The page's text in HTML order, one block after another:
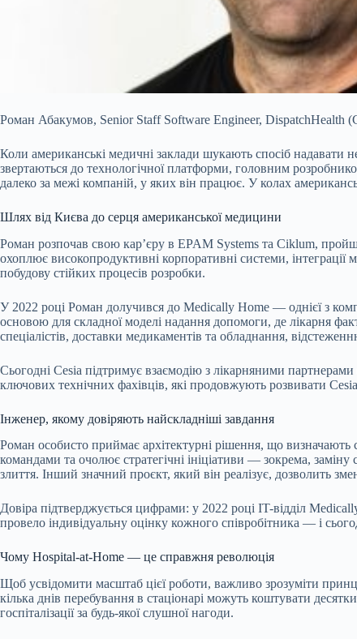
Роман Абакумов, Senior Staff Software Engineer,
Коли американські медичні заклади шукають спосіб надавати
звертаються до технологічної платформи, головним
далеко за межі компаній, у яких він працює. У колах
Шлях від Києва до серця американської медицини
Роман розпочав свою кар’єру в EPAM Systems та Ciklum,
охоплює високопродуктивні корпоративні системи,
побудову стійких процесів розробки.
У 2022 році Роман долучився до Medically Home — однієї з
основою для складної моделі надання допомоги, де лікарня
спеціалістів, доставки медикаментів та обладнання,
Сьогодні Cesia підтримує взаємодію з лікарняними
ключових технічних фахівців, які продовжують розвивати
Інженер, якому довіряють найскладніші завдання
Роман особисто приймає архітектурні рішення, що визначають
командами та очолює стратегічні ініціативи — зокрема,
злиття. Інший значний проєкт, який він реалізує, дозволить
Довіра підтверджується цифрами: у 2022 році IT-відділ
провело індивідуальну оцінку кожного співробітника — і
Чому Hospital-at-Home — це справжня революція
Щоб усвідомити масштаб цієї роботи, важливо зрозуміти
кілька днів перебування в стаціонарі можуть коштувати
госпіталізації за будь-якої слушної нагоди.